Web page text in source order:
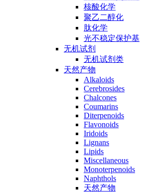
核酸化学
聚乙二醇化
肽化学
光不稳定保护基
无机试剂
无机试剂类
天然产物
Alkaloids
Cerebrosides
Chalcones
Coumarins
Diterpenoids
Flavonoids
Iridoids
Lignans
Lipids
Miscellaneous
Monoterpenoids
Naphthols
天然产物